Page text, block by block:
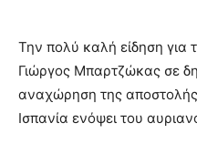
Την πολύ καλή είδηση
Γιώργος Μπαρτζώκας σε
αναχώρηση της
Ισπανία ενόψει του